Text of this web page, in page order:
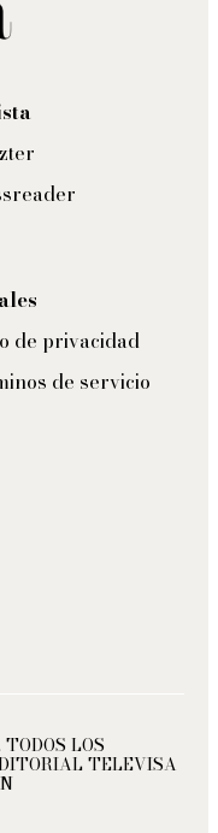
de privacidad
de servicio
LOS
TELEVISA